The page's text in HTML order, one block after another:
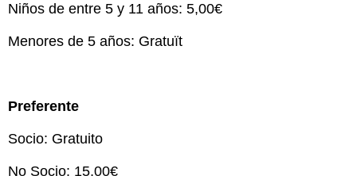
Niños de entre 5 y 11 años: 5,00€
Menores de 5 años: Gratuït
Preferente
Socio: Gratuito
No Socio: 15,00€